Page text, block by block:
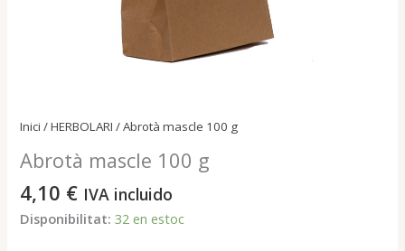
Inici /HERBOLARI / Abrotà mascle 100 g
Abrotà mascle 100 g
4,10 € IVA incluido
Disponibilitat: 32 en estoc